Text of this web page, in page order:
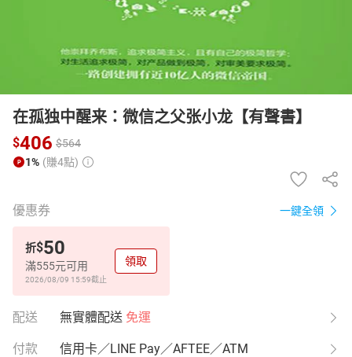
在孤独中醒来：微信之父张小龙【有聲書】
$406 $564
1% (賺4點)
優惠券 一鍵全領
折$50
滿555元可用
2026/08/09 15:59截止
領取
配送 無實體配送 免運
付款 信用卡／LINE Pay／AFTEE／ATM